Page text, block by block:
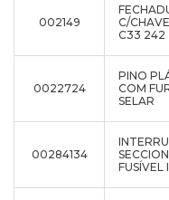
002149
C/
C33 242
0022724
PINO
COM
SELAR
00284134
FUSÍVEL